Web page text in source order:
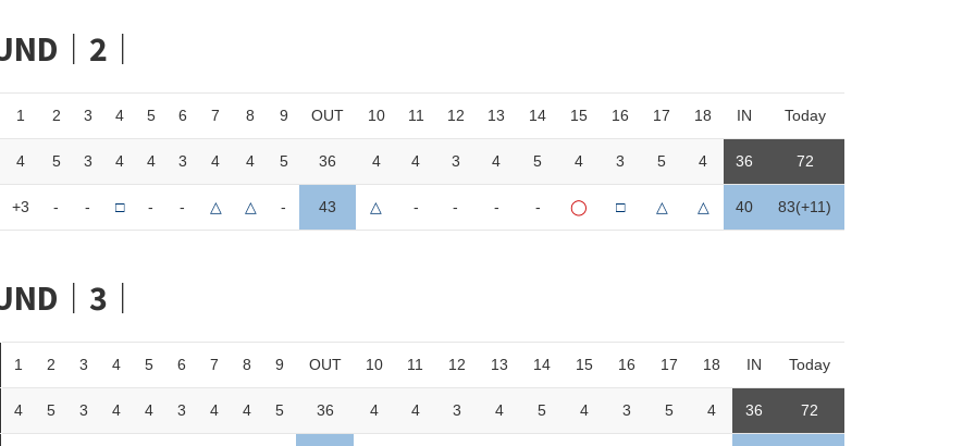
｜2｜
1 2 3 4 5 6 7 8 9 OUT 10 11 12 13 14 15 16 17 18 IN Today
4 5 3 4 4 3 4 4 5 36 4 4 3 4 5 4 3 5 4 36 72
+3 - - □ - - △ △ - 43 △ - - - - ◯ □ △ △ 40 83(+11)
｜3｜
1 2 3 4 5 6 7 8 9 OUT 10 11 12 13 14 15 16 17 18 IN Today
4 5 3 4 4 3 4 4 5 36 4 4 3 4 5 4 3 5 4 36 72